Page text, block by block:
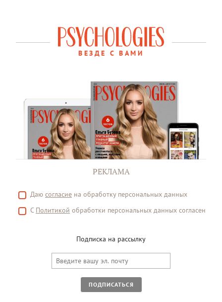
ВЕЗДЕ С ВАМИ
РЕКЛАМА
Даю согласие на обработку персональных данных
С Политикой обработки персональных данных согласен
Подписка на рассылку
ПОДПИСАТЬСЯ